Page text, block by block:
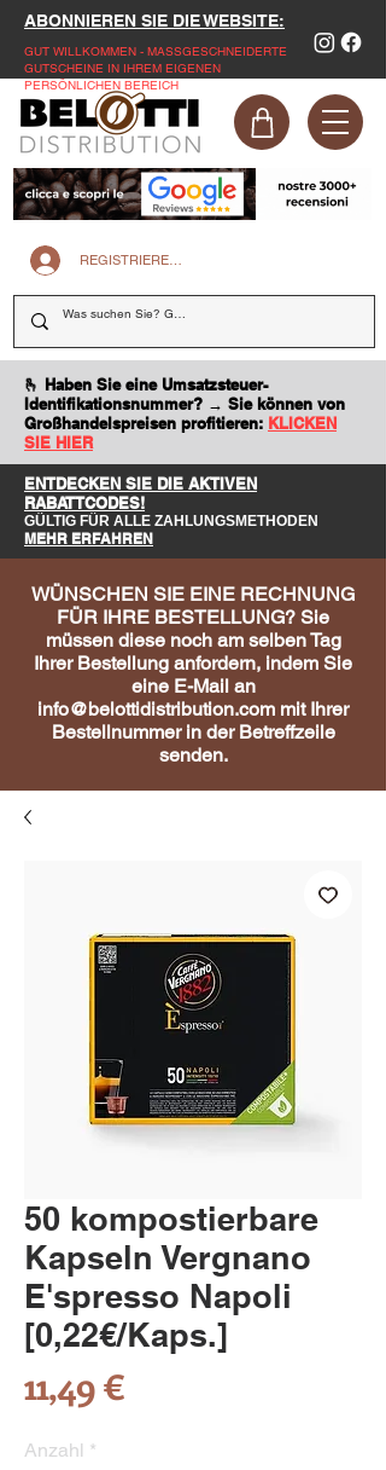
ABONNIEREN SIE DIE WEBSITE:
GUT WILLKOMMEN - MASSGESCHNEIDERTE
GUTSCHEINE IN IHREM EIGENEN
PERSÖNLICHEN BEREICH
REGISTRIEREN SIE SICH AUF DER WEBSITE
🫰 Haben Sie eine Umsatzsteuer-
Identifikationsnummer? → Sie können von
Großhandelspreisen profitieren: KLICKEN
SIE HIER
ENTDECKEN SIE DIE AKTIVEN
RABATTCODES!
GÜLTIG FÜR ALLE ZAHLUNGSMETHODEN
MEHR ERFAHREN
WÜNSCHEN SIE EINE RECHNUNG
FÜR IHRE BESTELLUNG? Sie
müssen diese noch am selben Tag
Ihrer Bestellung anfordern, indem Sie
eine E-Mail an
info@belottidistribution.com mit Ihrer
Bestellnummer in der Betreffzeile
senden.
50 kompostierbare
Kapseln Vergnano
E'spresso Napoli
[0,22€/Kaps.]
11,49 €
Anzahl *